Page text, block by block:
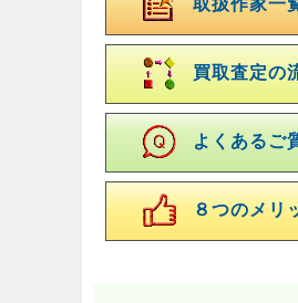
買取査定の
よくあるご
８つのメリ